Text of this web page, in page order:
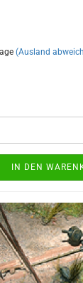
(Ausland
IN DEN